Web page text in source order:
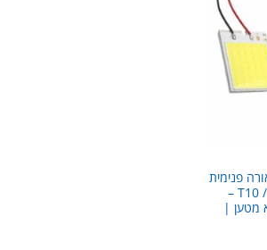
פנימית
לרכב + מתאמים T10 / BA9S –
מטען |